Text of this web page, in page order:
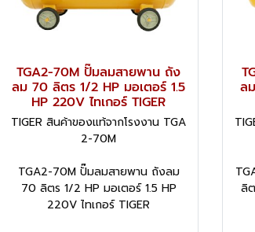
TGA2-70M ปั๊มลมสายพาน ถัง
ลม 70 ลิตร 1/2 HP มอเตอร์ 1.5
HP 220V ไทเกอร์ TIGER
TIGER สินค้าของแท้จากโรงงาน TGA
2-70M
TGA2-70M ปั๊มลมสายพาน ถังลม
70 ลิตร 1/2 HP มอเตอร์ 1.5 HP
220V ไทเกอร์ TIGER
ล
ลิ